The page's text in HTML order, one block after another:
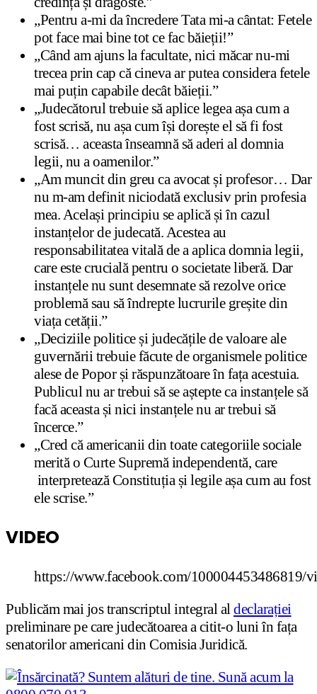
„Pentru a-mi da încredere Tata mi-a cântat: Fetele
pot face mai bine tot ce fac băieții!”
„Când am ajuns la facultate, nici măcar nu-mi
trecea prin cap că cineva ar putea considera fetele
mai puțin capabile decât băieții.”
„Judecătorul trebuie să aplice legea așa cum a
fost scrisă, nu așa cum își dorește el să fi fost
scrisă… aceasta înseamnă să aderi al domnia
legii, nu a oamenilor.”
„Am muncit din greu ca avocat și profesor… Dar
nu m-am definit niciodată exclusiv prin profesia
mea. Același principiu se aplică și în cazul
instanțelor de judecată. Acestea au
responsabilitatea vitală de a aplica domnia legii,
care este crucială pentru o societate liberă. Dar
instanțele nu sunt desemnate să rezolve orice
problemă sau să îndrepte lucrurile greșite din
viața cetății.”
„Deciziile politice și judecățile de valoare ale
guvernării trebuie făcute de organismele politice
alese de Popor și răspunzătoare în fața acestuia.
Publicul nu ar trebui să se aștepte ca instanțele să
facă aceasta și nici instanțele nu ar trebui să
încerce.”
„Cred că americanii din toate categoriile sociale
merită o Curte Supremă independentă, care
interpretează Constituția și legile așa cum au fost
ele scrise.”
VIDEO
https://www.facebook.com/100004453486819/
Publicăm mai jos transcriptul integral al declarației
preliminare pe care judecătoarea a citit-o luni în fața
senatorilor americani din Comisia Juridică.